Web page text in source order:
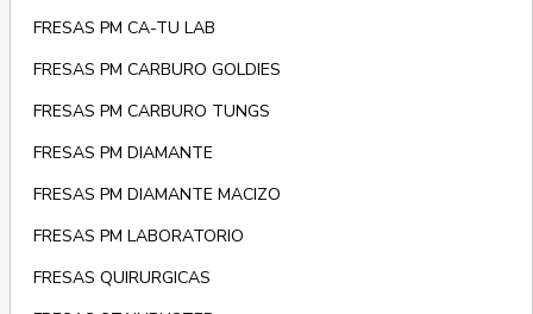
FRESAS PM CA-TU LAB
FRESAS PM CARBURO GOLDIES
FRESAS PM CARBURO TUNGS
FRESAS PM DIAMANTE
FRESAS PM DIAMANTE MACIZO
FRESAS PM LABORATORIO
FRESAS QUIRURGICAS